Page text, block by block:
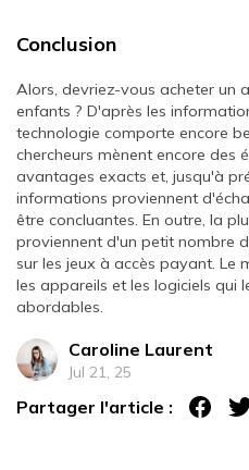
Conclusion
Alors, devriez-vous acheter un
enfants ? D'après les
technologie comporte encore
chercheurs mènent encore des
avantages exacts et, jusqu'à
informations proviennent
être concluantes. En outre, la
proviennent d'un petit nombre
sur les jeux à accès payant. Le
les appareils et les logiciels qui
abordables.
Caroline Laurent
Jul 21, 25
Partager l'article :